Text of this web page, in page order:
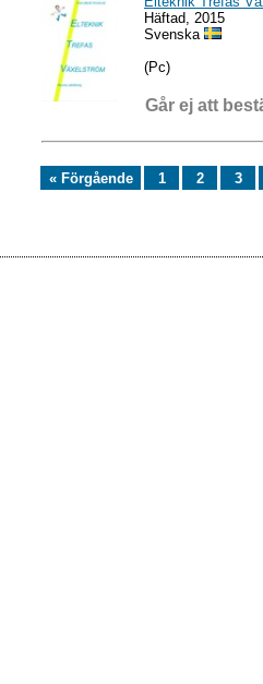
Häftad, 2015
Svenska
(Pc)
Går ej att
« Förgående 1 2 3